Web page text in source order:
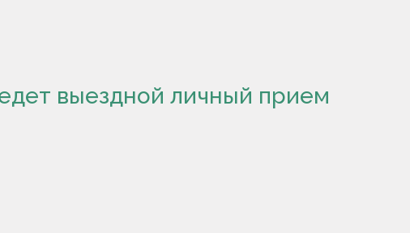
выездной личный прием